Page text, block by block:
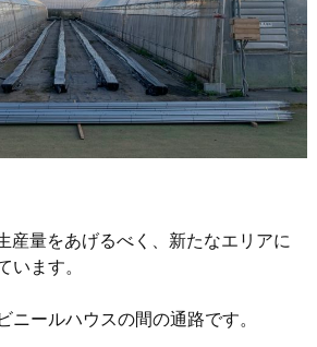
産量をあげるべく、新たなエリアに
います。
ニールハウスの間の通路です。